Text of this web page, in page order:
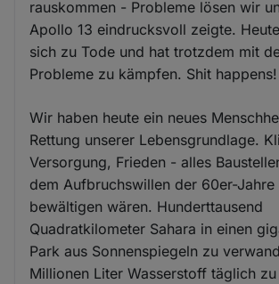
rauskommen - Probleme lösen wir
Apollo 13 eindrucksvoll zeigte.
sich zu Tode und hat trotzdem mit
Probleme zu kämpfen. Shit happens!
Wir haben heute ein neues
Rettung unserer Lebensgrundlage.
Versorgung, Frieden - alles
dem Aufbruchswillen der 60er-Jahre
bewältigen wären. Hunderttausend
Quadratkilometer Sahara in einen
Park aus Sonnenspiegeln zu
Millionen Liter Wasserstoff täglich